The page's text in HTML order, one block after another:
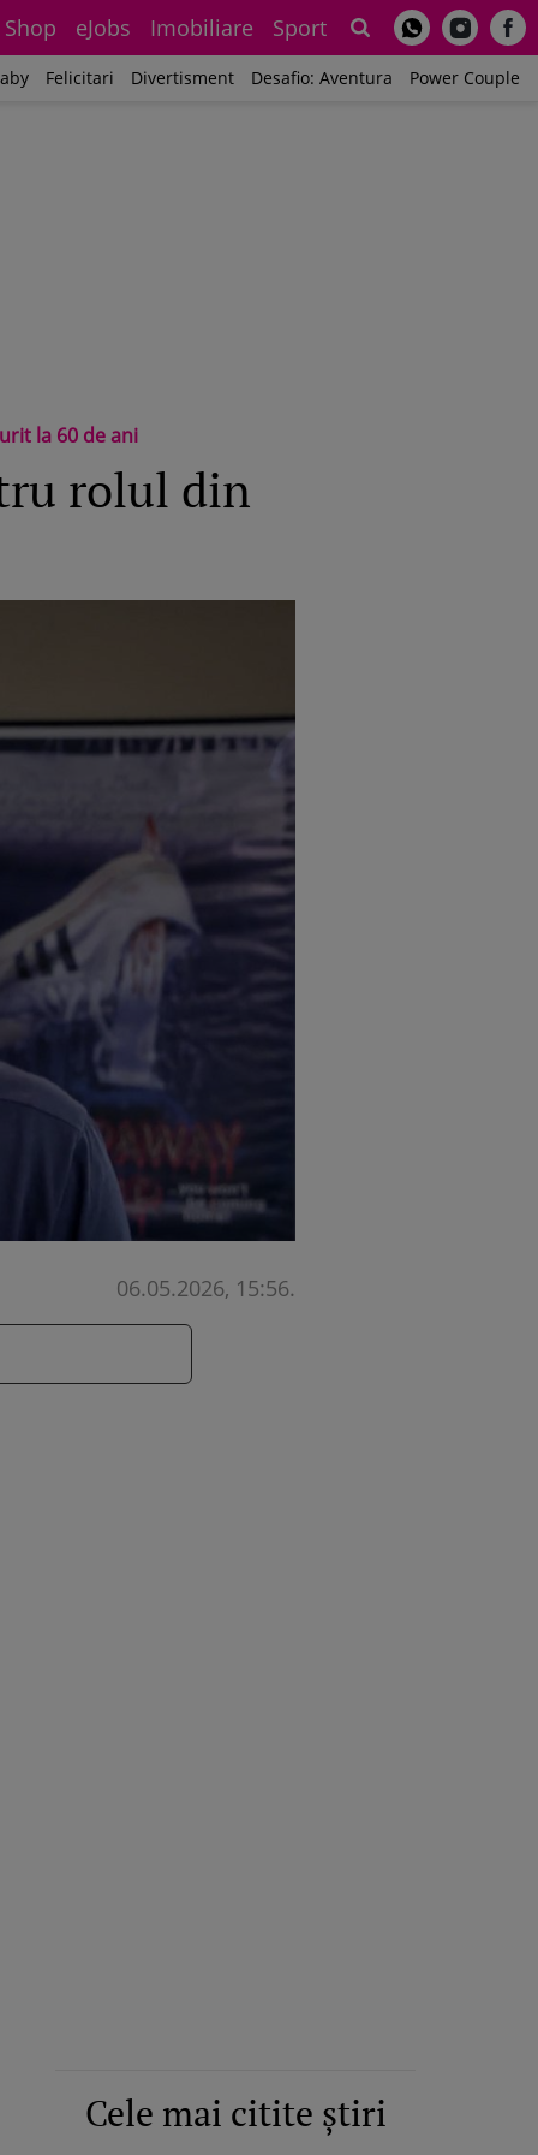
Shop eJobs Imobiliare Sport
Felicitari Divertisment Desafio: Aventura Power Couple
la 60 de ani
rolul din
06.05.2026, 15:56.
Cele mai citite știri